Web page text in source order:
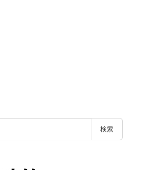
検索